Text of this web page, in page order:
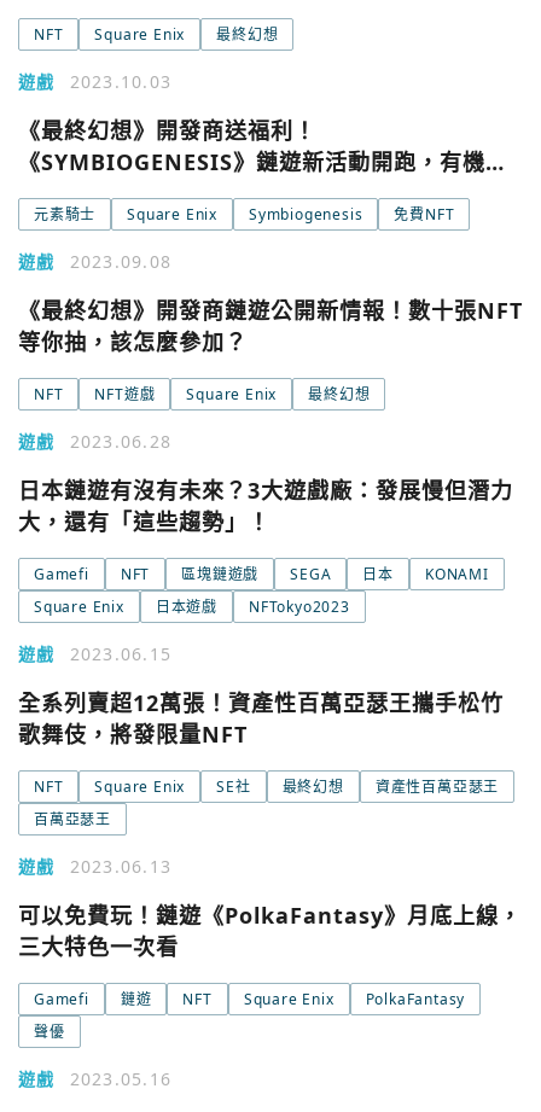
NFT Square Enix 最終幻想
遊戲 2023.10.03
《最終幻想》開發商送福利！
《SYMBIOGENESIS》鏈遊新活動開跑，有機會
拿「免費NFT」
元素騎士 Square Enix Symbiogenesis 免費NFT
遊戲 2023.09.08
《最終幻想》開發商鏈遊公開新情報！數十張NFT
等你抽，該怎麼參加？
NFT NFT遊戲 Square Enix 最終幻想
遊戲 2023.06.28
日本鏈遊有沒有未來？3大遊戲廠：發展慢但潛力
大，還有「這些趨勢」！
Gamefi NFT 區塊鏈遊戲 SEGA 日本
KONAMI
Square Enix
日本遊戲 NFTokyo2023
遊戲 2023.06.15
全系列賣超12萬張！資產性百萬亞瑟王攜手松竹
歌舞伎，將發限量NFT
NFT Square Enix SE社 最終幻想
資產性百萬亞瑟王
百萬亞瑟王
遊戲 2023.06.13
可以免費玩！鏈遊《PolkaFantasy》月底上線，
三大特色一次看
Gamefi 鏈遊 NFT Square Enix
PolkaFantasy
聲優
遊戲 2023.05.16
今日熱門
使用以下帳號繼續
Google
Apple
Email
您已閒置5分鐘，請點擊關閉按鈕或空白處，即可回到加密
今日熱門
關閉